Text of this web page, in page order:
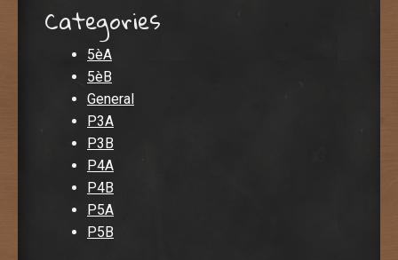
Categories
5èA
5èB
General
P3A
P3B
P4A
P4B
P5A
P5B